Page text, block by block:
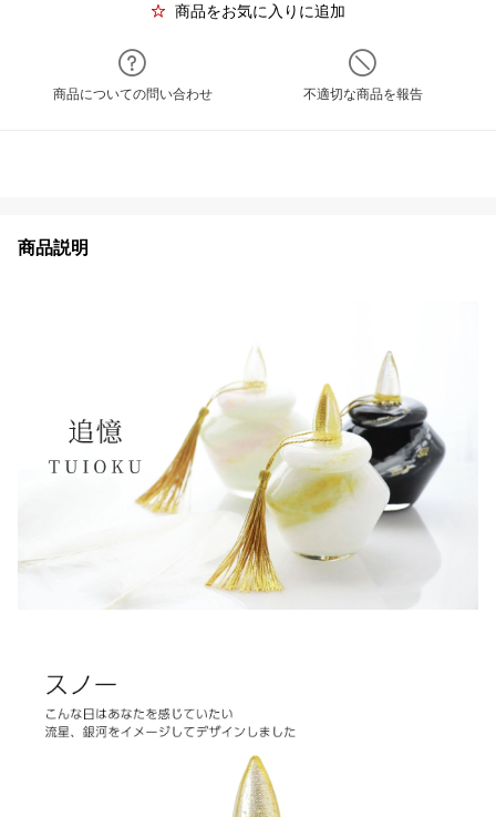
商品をお気に入りに追加
商品についての問い合わせ 不適切な商品を報告
商品説明